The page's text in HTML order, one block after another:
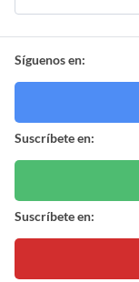
Síguenos en:
Suscríbete en:
Suscríbete en: